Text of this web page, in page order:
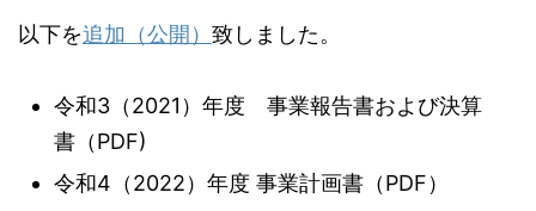
以下を追加（公開） 致しました。
令和3（2021）年度 事業報告書および決算
書（PDF)
令和4（2022）年度 事業計画書（PDF）